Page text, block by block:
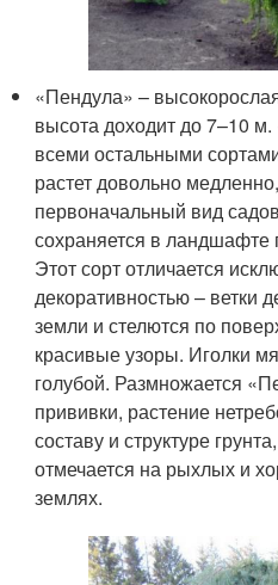
«Пендула» –
высота доходит до 7–10
всеми остальными
растет довольно
первоначальный вид
сохраняется в
Этот сорт отличается
декоративностью – ветки
земли и стелются по
красивые узоры. Иголки
голубой. Размножается
прививки, растение
составу и структуре
отмечается на рыхлых и
землях.